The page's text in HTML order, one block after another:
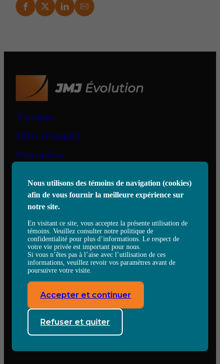
Nous utilisons des témoins de navigation (cookies)
afin de vous fournir la meilleure expérience sur
notre site.
En visitant ce site, vous acceptez la présente utilisation de
témoins. Veuillez consulter notre politique de
confidentialité pour plus d’informations. Le respect de
votre vie privée est important pour nous.
Si vous n’êtes pas à l’aise avec l’utilisation de ces
informations, veuillez revoir vos paramètres avant de
poursuivre votre visite.
Accepter et continuer
Refuser et quiter
6505 Eugène-Héroux,
Saint-Hubert, QC, J3Y 0T7
Voir sur Google Map
Tél:(450) 671-6717
experts@jmjevolution.com
À propos
Offre d’emploi
Partenaires
Nous joindre
Follow us
Facebook
LinkedIn
© 2024 JMJ Evolution